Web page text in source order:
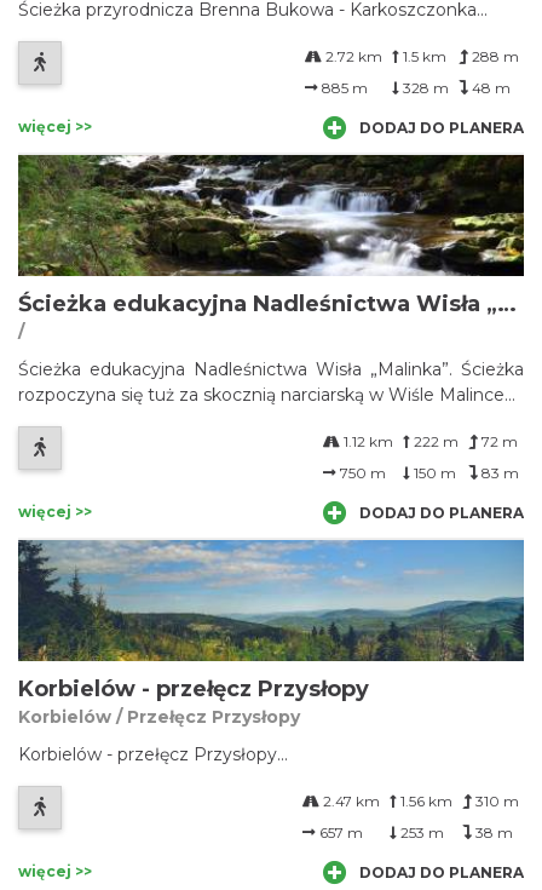
Ścieżka przyrodnicza Brenna Bukowa - Karkoszczonka...
2.72 km 1.5 km
288 m
885 m
328 m 48 m
więcej >> DODAJ DO PLANERA
Ścieżka edukacyjna Nadleśnictwa Wisła „Malinka”
/
Ścieżka edukacyjna Nadleśnictwa Wisła „Malinka”. Ścieżka
rozpoczyna się tuż za skocznią narciarską w Wiśle Malince...
1.12 km 222 m
72 m
750 m
150 m 83 m
więcej >> DODAJ DO PLANERA
Korbielów - przełęcz Przysłopy
Korbielów / Przełęcz Przysłopy
Korbielów - przełęcz Przysłopy...
2.47 km 1.56 km
310 m
657 m
253 m 38 m
więcej >> DODAJ DO PLANERA